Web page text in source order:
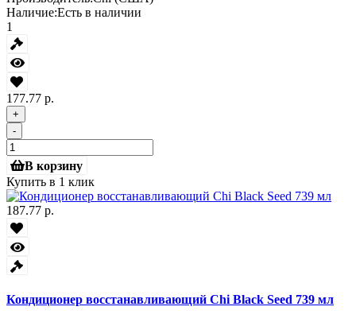
Наличие:Есть в наличии
1
177.77 р.
+
-
В корзину
Купить в 1 клик
187.77 р.
Кондиционер восстанавливающий Chi Black Seed 739 мл